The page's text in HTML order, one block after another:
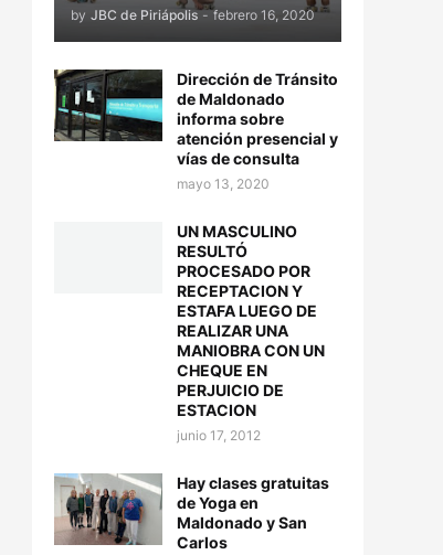
by JBC de Piriápolis - febrero 16, 2020
Dirección de Tránsito
de Maldonado
informa sobre
atención presencial y
vías de consulta
mayo 13, 2020
UN MASCULINO
RESULTÓ
PROCESADO POR
RECEPTACION Y
ESTAFA LUEGO DE
REALIZAR UNA
MANIOBRA CON UN
CHEQUE EN
PERJUICIO DE
ESTACION
junio 17, 2012
Hay clases gratuitas
de Yoga en
Maldonado y San
Carlos